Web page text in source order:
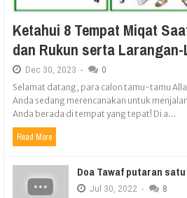
Ketahui 8 Tempat Miqat
dan Rukun serta
Dec 30, 2023 - 0
Selamat datang, para calon tamu-tamu
Anda sedang merencanakan untuk
Anda berada di tempat yang tepat! Di a...
Read More
Doa Tawaf putaran
Jul 30, 2022 - 8